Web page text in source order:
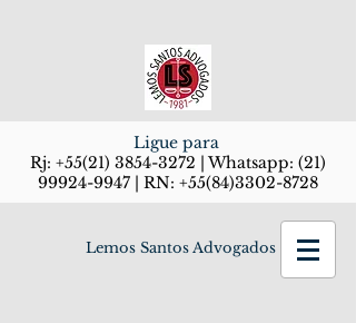
Ligue para
Rj: +55(21) 3854-3272 | Whatsapp: (21)
99924-9947 | RN: +55(84)3302-8728
Lemos Santos Advogados